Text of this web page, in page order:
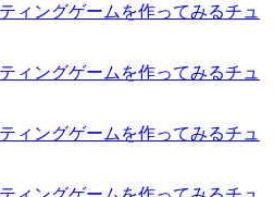
ィングゲームを作ってみるチュ
ィングゲームを作ってみるチュ
ィングゲームを作ってみるチュ